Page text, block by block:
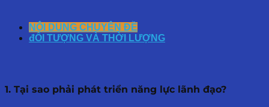
NỘI DUNG CHUYÊN ĐỀ
đỐI TƯỢNG VÀ THỜI LƯỢNG
1. Tại sao phải phát triển năng lực lãnh đạo?